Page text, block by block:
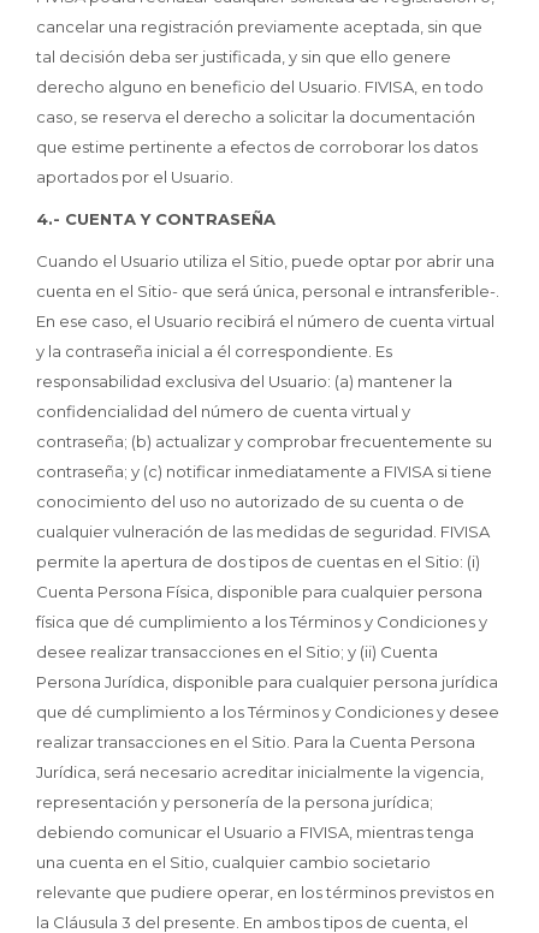
cancelar una registración previamente aceptada, sin que
tal decisión deba ser justificada, y sin que ello genere
derecho alguno en beneficio del Usuario. FIVISA, en todo
caso, se reserva el derecho a solicitar la documentación
que estime pertinente a efectos de corroborar los datos
aportados por el Usuario.
4.- CUENTA Y CONTRASEÑA
Cuando el Usuario utiliza el Sitio, puede optar por abrir una
cuenta en el Sitio- que será única, personal e intransferible-.
En ese caso, el Usuario recibirá el número de cuenta virtual
y la contraseña inicial a él correspondiente. Es
responsabilidad exclusiva del Usuario: (a) mantener la
confidencialidad del número de cuenta virtual y
contraseña; (b) actualizar y comprobar frecuentemente su
contraseña; y (c) notificar inmediatamente a FIVISA si tiene
conocimiento del uso no autorizado de su cuenta o de
cualquier vulneración de las medidas de seguridad. FIVISA
permite la apertura de dos tipos de cuentas en el Sitio: (i)
Cuenta Persona Física, disponible para cualquier persona
física que dé cumplimiento a los Términos y Condiciones y
desee realizar transacciones en el Sitio; y (ii) Cuenta
Persona Jurídica, disponible para cualquier persona jurídica
que dé cumplimiento a los Términos y Condiciones y desee
realizar transacciones en el Sitio. Para la Cuenta Persona
Jurídica, será necesario acreditar inicialmente la vigencia,
representación y personería de la persona jurídica;
debiendo comunicar el Usuario a FIVISA, mientras tenga
una cuenta en el Sitio, cualquier cambio societario
relevante que pudiere operar, en los términos previstos en
la Cláusula 3 del presente. En ambos tipos de cuenta, el